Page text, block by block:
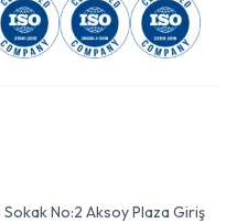
Sokak No:2 Aksoy Plaza Giriş